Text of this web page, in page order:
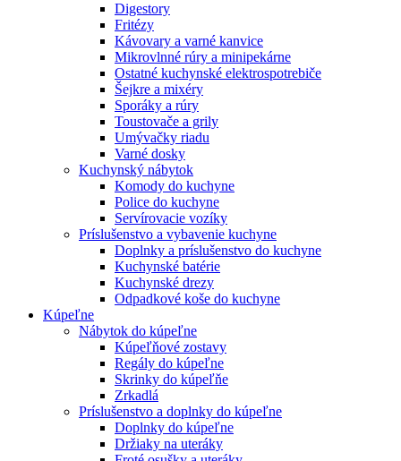
Digestory
Fritézy
Kávovary a varné kanvice
Mikrovlnné rúry a minipekárne
Ostatné kuchynské elektrospotrebiče
Šejkre a mixéry
Sporáky a rúry
Toustovače a grily
Umývačky riadu
Varné dosky
Kuchynský nábytok
Komody do kuchyne
Police do kuchyne
Servírovacie vozíky
Príslušenstvo a vybavenie kuchyne
Doplnky a príslušenstvo do kuchyne
Kuchynské batérie
Kuchynské drezy
Odpadkové koše do kuchyne
Kúpeľne
Nábytok do kúpeľne
Kúpeľňové zostavy
Regály do kúpeľne
Skrinky do kúpeľňe
Zrkadlá
Príslušenstvo a doplnky do kúpeľne
Doplnky do kúpeľne
Držiaky na uteráky